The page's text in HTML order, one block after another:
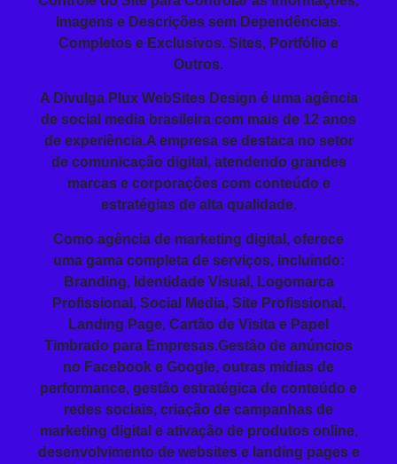
Imagens e Descrições sem Dependências.
Completos e Exclusivos. Sites, Portfólio e
Outros.
A Divulga Plux WebSites Design é uma agência
de social media brasileira com mais de 12 anos
de experiência.A empresa se destaca no setor
de comunicação digital, atendendo grandes
marcas e corporações com conteúdo e
estratégias de alta qualidade.
Como agência de marketing digital, oferece
uma gama completa de serviços, incluindo:
Branding, Identidade Visual, Logomarca
Profissional, Social Media, Site Profissional,
Landing Page, Cartão de Visita e Papel
Timbrado para Empresas.Gestão de anúncios
no Facebook e Google, outras mídias de
performance, gestão estratégica de conteúdo e
redes sociais, criação de campanhas de
marketing digital e ativação de produtos online,
desenvolvimento de websites e landing pages e